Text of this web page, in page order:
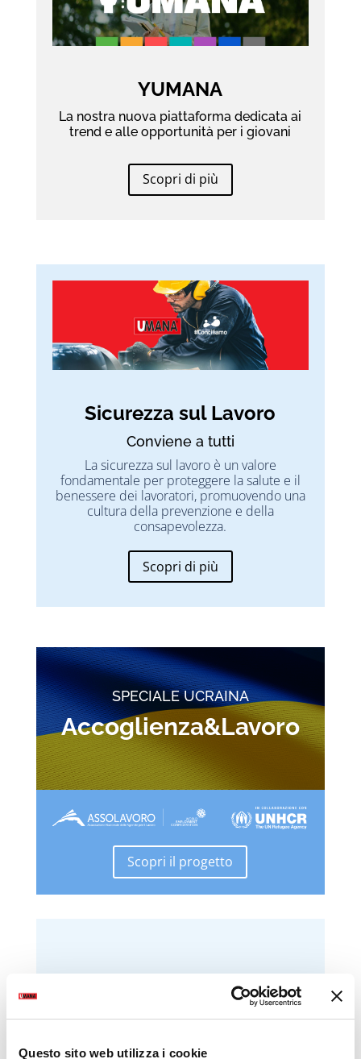
Questo sito web utilizza i cookie
YUMANA
La nostra nuova piattaforma dedicata ai
trend e alle opportunità per i giovani
Scopri di più
Sicurezza sul Lavoro
Conviene a tutti
La sicurezza sul lavoro è un valore
fondamentale per proteggere la salute e il
benessere dei lavoratori, promuovendo una
cultura della prevenzione e della
consapevolezza.
Scopri di più
SPECIALE UCRAINA
Accoglienza&Lavoro
Scopri il progetto